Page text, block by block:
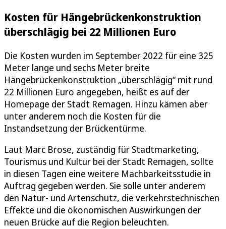
Kosten für Hängebrückenkonstruktion
überschlägig bei 22 Millionen Euro
Die Kosten wurden im September 2022 für eine 325
Meter lange und sechs Meter breite
Hängebrückenkonstruktion „überschlägig“ mit rund
22 Millionen Euro angegeben, heißt es auf der
Homepage der Stadt Remagen. Hinzu kämen aber
unter anderem noch die Kosten für die
Instandsetzung der Brückentürme.
Laut Marc Brose, zuständig für Stadtmarketing,
Tourismus und Kultur bei der Stadt Remagen, sollte
in diesen Tagen eine weitere Machbarkeitsstudie in
Auftrag gegeben werden. Sie solle unter anderem
den Natur- und Artenschutz, die verkehrstechnischen
Effekte und die ökonomischen Auswirkungen der
neuen Brücke auf die Region beleuchten.